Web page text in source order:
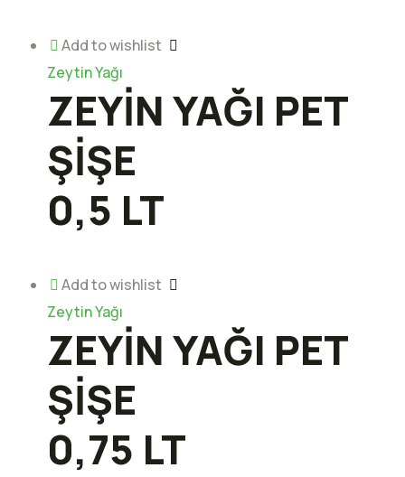
Add to wishlist
Zeytin Yağı
ZEYİN YAĞI PET
ŞİŞE
0,5 LT
Add to wishlist
Zeytin Yağı
ZEYİN YAĞI PET
ŞİŞE
0,75 LT